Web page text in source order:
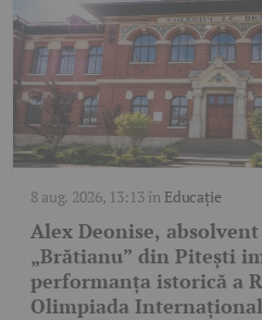
8 aug. 2026, 13:13în Educație
Alex Deonise,
„Brătianu” din Pitești
performanța istorică a
Olimpiada